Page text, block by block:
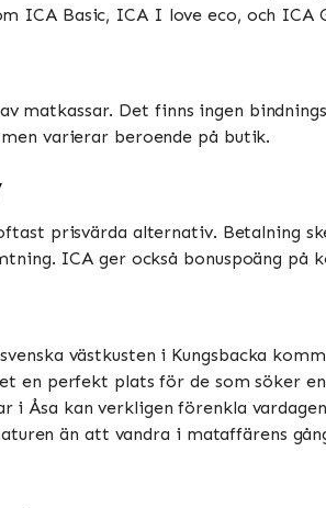
ICA Basic, ICA I love eco, och ICA
matkassar. Det finns ingen
varierar beroende på butik​​​​.
prisvärda alternativ. Betalning
ICA ger också bonuspoäng på
västkusten i Kungsbacka
en perfekt plats för de som söker
i Åsa kan verkligen förenkla
än att vandra i mataffärens